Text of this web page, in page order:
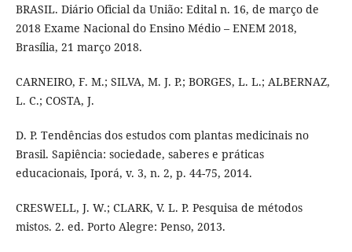
BRASIL. Diário Oficial da União: Edital n. 16, de março de
2018 Exame Nacional do Ensino Médio – ENEM 2018,
Brasília, 21 março 2018.
CARNEIRO, F. M.; SILVA, M. J. P.; BORGES, L. L.; ALBERNAZ,
L. C.; COSTA, J.
D. P. Tendências dos estudos com plantas medicinais no
Brasil. Sapiência: sociedade, saberes e práticas
educacionais, Iporá, v. 3, n. 2, p. 44-75, 2014.
CRESWELL, J. W.; CLARK, V. L. P. Pesquisa de métodos
mistos. 2. ed. Porto Alegre: Penso, 2013.